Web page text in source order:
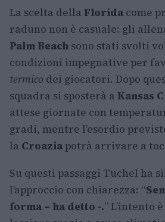
La scelta della Florida come
raduno non è casuale: gli
Palm Beach sono stati svolti
condizioni impegnative per
termico dei giocatori. Dopo
squadra si sposterà a Kansas
attese giornate con
gradi, mentre l’esordio
la Croaziapotrà arrivare a
Su questi passaggi Tuchel ha
l’approccio con chiarezza: “
forma – ha detto -.” L’intento